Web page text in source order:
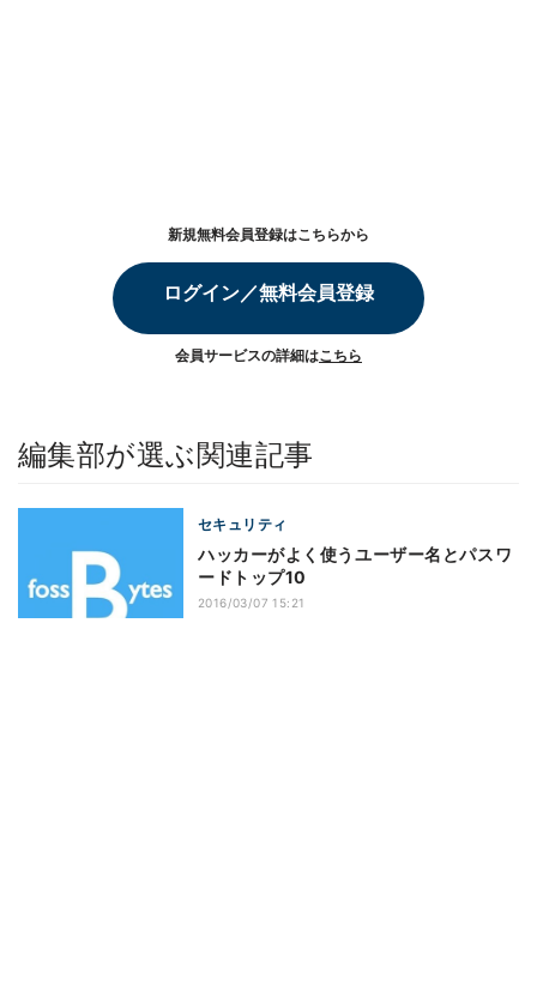
新規無料会員登録はこちらから
ログイン／無料会員登録
会員サービスの詳細はこちら
編集部が選ぶ関連記事
セキュリティ
ハッカーがよく使うユーザー名とパスワ
ードトップ10
2016/03/07 15:21